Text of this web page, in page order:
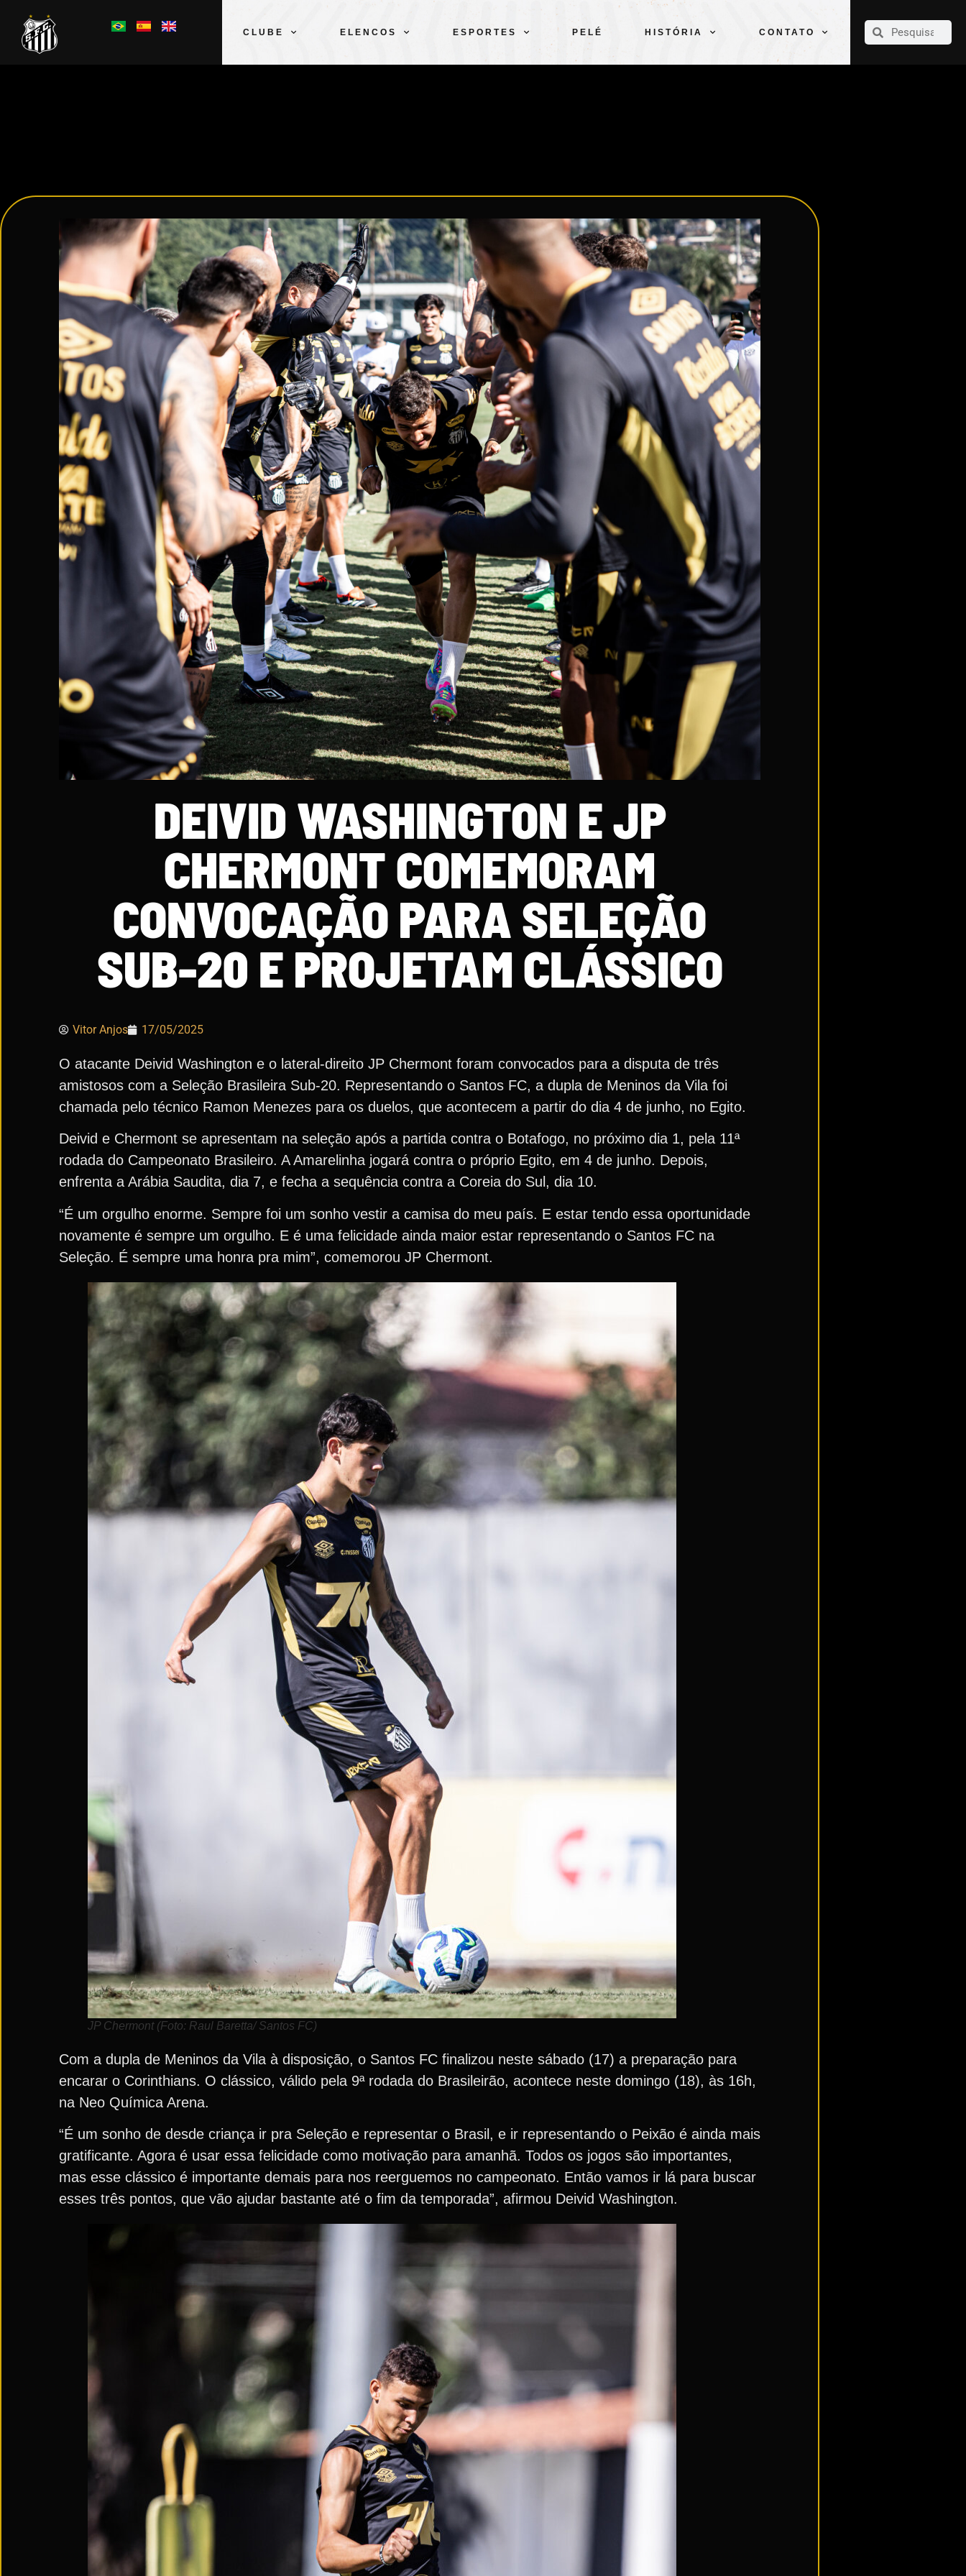
CLUBE ELENCOS ESPORTES PELÉ HISTÓRIA CONTATO
CLUBE
DEIVID WASHINGTON E JP
CHERMONT COMEMORAM
CONVOCAÇÃO PARA SELEÇÃO
SUB-20 E PROJETAM CLÁSSICO
Vitor Anjos 17/05/2025
O atacante Deivid Washington e o lateral-direito JP Chermont foram convocados para a disputa de três
amistosos com a Seleção Brasileira Sub-20. Representando o Santos FC, a dupla de Meninos da Vila foi
chamada pelo técnico Ramon Menezes para os duelos, que acontecem a partir do dia 4 de junho, no Egito.
Deivid e Chermont se apresentam na seleção após a partida contra o Botafogo, no próximo dia 1, pela 11ª
rodada do Campeonato Brasileiro. A Amarelinha jogará contra o próprio Egito, em 4 de junho. Depois,
enfrenta a Arábia Saudita, dia 7, e fecha a sequência contra a Coreia do Sul, dia 10.
“É um orgulho enorme. Sempre foi um sonho vestir a camisa do meu país. E estar tendo essa oportunidade
novamente é sempre um orgulho. E é uma felicidade ainda maior estar representando o Santos FC na
Seleção. É sempre uma honra pra mim”, comemorou JP Chermont.
JP Chermont (Foto: Raul Baretta/ Santos FC)
Com a dupla de Meninos da Vila à disposição, o Santos FC finalizou neste sábado (17) a preparação para
encarar o Corinthians. O clássico, válido pela 9ª rodada do Brasileirão, acontece neste domingo (18), às 16h,
na Neo Química Arena.
“É um sonho de desde criança ir pra Seleção e representar o Brasil, e ir representando o Peixão é ainda mais
gratificante. Agora é usar essa felicidade como motivação para amanhã. Todos os jogos são importantes,
mas esse clássico é importante demais para nos reerguemos no campeonato. Então vamos ir lá para buscar
esses três pontos, que vão ajudar bastante até o fim da temporada”, afirmou Deivid Washington.